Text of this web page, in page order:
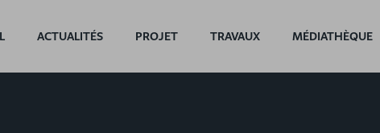
ACTUALITÉS PROJET TRAVAUX MÉDIATHÈQUE